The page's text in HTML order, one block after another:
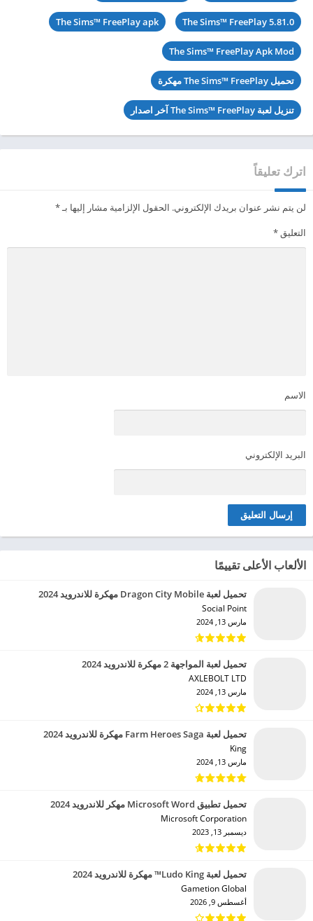
The Sims™ FreePlay 5.81.0
The Sims™ FreePlay apk
The Sims™ FreePlay Apk Mod
تحميل The Sims™ FreePlay مهكرة
تنزيل لعبة The Sims™ FreePlay آخر اصدار
اترك تعليقاً
لن يتم نشر عنوان بريدك الإلكتروني. الحقول الإلزامية مشار إليها بـ*
التعليق*
الاسم
البريد الإلكتروني
الألعاب الأعلى تقييمًا
تحميل لعبة Dragon City Mobile مهكرة للاندرويد 2024
Social Point‏
مارس 13, 2024
تحميل لعبة المواجهة 2 مهكرة للاندرويد 2024
AXLEBOLT LTD‏
مارس 13, 2024
تحميل لعبة Farm Heroes Saga مهكرة للاندرويد 2024
King‏
مارس 13, 2024
تحميل تطبيق Microsoft Word مهكر للاندرويد 2024
Microsoft Corporation‏
ديسمبر 13, 2023
تحميل لعبة Ludo King™ مهكرة للاندرويد 2024
Gametion Global‏
أغسطس 9, 2026